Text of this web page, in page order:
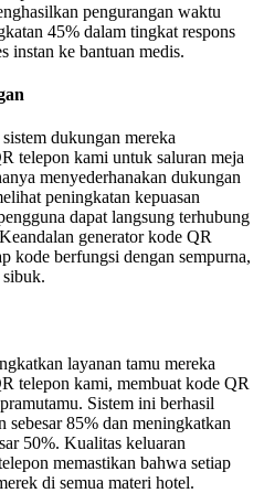
pengurangan waktu
45% dalam tingkat respons
instan ke bantuan medis.
dukungan mereka
telepon kami untuk saluran meja
menyederhanakan dukungan
peningkatan kepuasan
dapat langsung terhubung
generator kode QR
kode berfungsi dengan sempurna,
layanan tamu mereka
telepon kami, membuat kode QR
Sistem ini berhasil
sebesar 85% dan meningkatkan
50%. Kualitas keluaran
memastikan bahwa setiap
di semua materi hotel.